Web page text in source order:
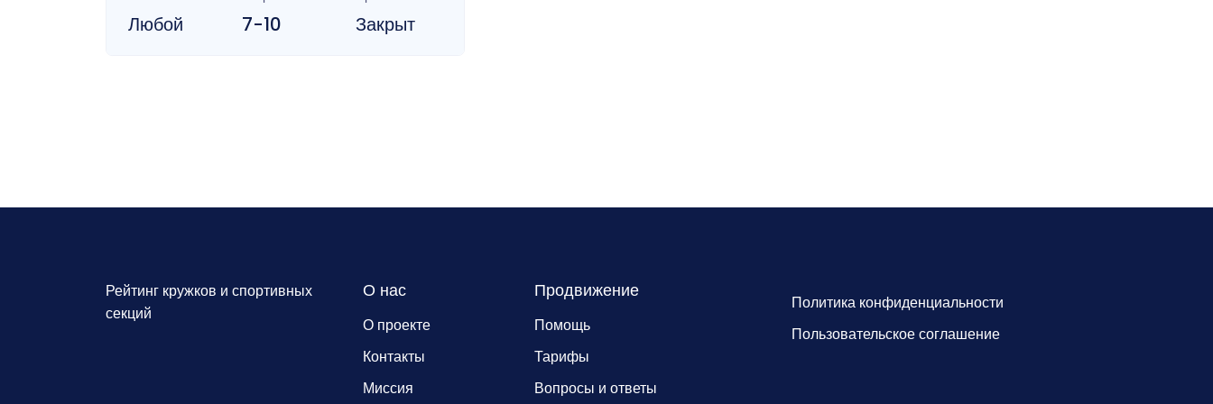
Любой 7-10 Закрыт
Рейтинг кружков и спортивных
секций
О нас
О проекте
Контакты
Миссия
Продвижение
Помощь
Тарифы
Вопросы и ответы
Политика конфиденциальности
Пользовательское соглашение